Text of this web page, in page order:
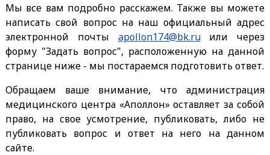
Мы все вам подробно расскажем. Также вы можете
написать свой вопрос на наш официальный адрес
электронной почты apollon174@bk.ruили через
форму "Задать вопрос", расположенную на данной
странице ниже - мы постараемся подготовить ответ.
Обращаем ваше внимание, что администрация
медицинского центра «Аполлон» оставляет за собой
право, на свое усмотрение, публиковать, либо не
публиковать вопрос и ответ на него на данном
сайте.